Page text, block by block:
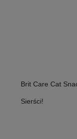
Brit Care Cat
Sierści!